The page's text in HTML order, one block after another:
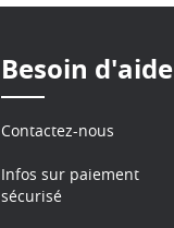
Besoin d'aide
Contactez-nous
Infos sur paiement
sécurisé